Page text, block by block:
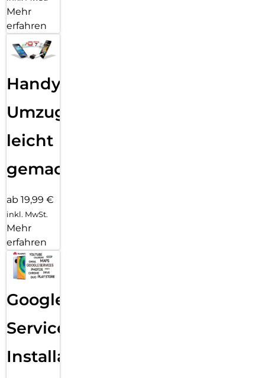
Mehr
erfahren
Handy
Umzug
leicht
gemacht!
ab 19,99 €
inkl. MwSt.
Mehr
erfahren
Google
Services
Installation